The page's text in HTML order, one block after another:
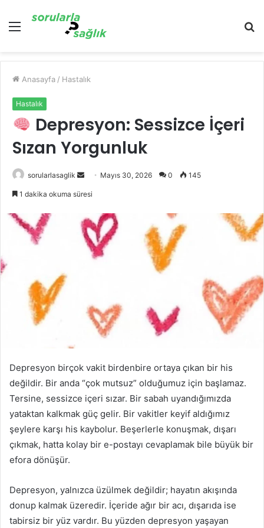
Menü
...
Anasayfa / Hastalık
Hastalık
Depresyon: Sessizce İçeri
Sızan Yorgunluk
sorularlasaglik
Bir
göndermek
Mayıs 30, 2026 0 145
1 dakika okuma süresi
Depresyon birçok vakit birdenbire ortaya çıkan bir his
değildir. Bir anda “çok mutsuz” olduğumuz için başlamaz.
Tersine, sessizce içeri sızar. Bir sabah uyandığımızda
yataktan kalkmak güç gelir. Bir vakitler keyif aldığımız
şeylere karşı his kaybolur. Beşerlerle konuşmak, dışarı
çıkmak, hatta kolay bir e-postayı cevaplamak bile büyük bir
efora dönüşür.
Depresyon, yalnızca üzülmek değildir; hayatın akışında
donup kalmak üzeredir. İçeride ağır bir acı, dışarıda ise
tabirsiz bir yüz vardır. Bu yüzden depresyon yaşayan